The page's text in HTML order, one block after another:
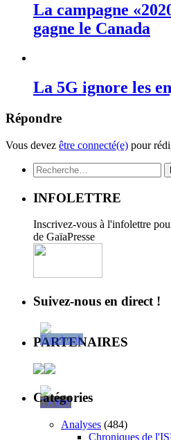
La campagne
gagne le Canada
La 5G ignore les
Répondre
Vous devez être connecté(e) pour
Rechercher :
INFOLETTRE
Inscrivez-vous à l'infolettre
de GaïaPresse
Suivez-nous en direct !
PARTENAIRES
Catégories
Analyses (484)
Chroniques de